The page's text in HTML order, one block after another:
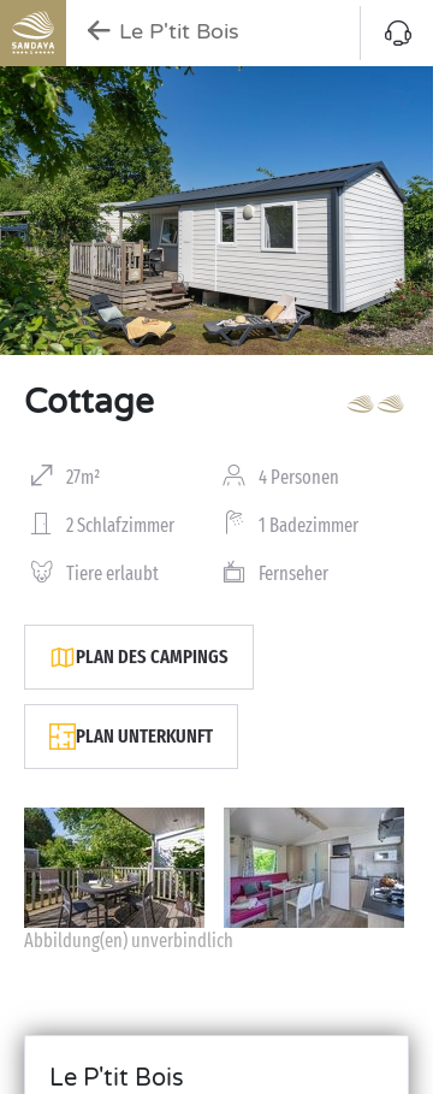
Le P'tit Bois
Cottage
27m² 4 Personen
2 Schlafzimmer 1 Badezimmer
Tiere erlaubt Fernseher
PLAN DES CAMPINGS
PLAN UNTERKUNFT
Abbildung(en) unverbindlich
Le P'tit Bois